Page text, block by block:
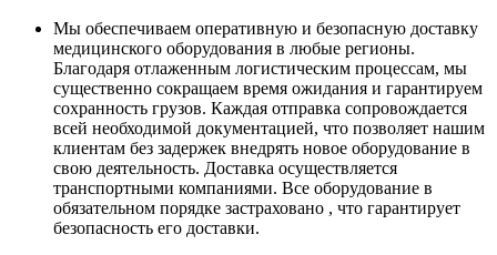
Мы обеспечиваем оперативную и безопасную доставку
медицинского оборудования в любые регионы.
Благодаря отлаженным логистическим процессам, мы
существенно сокращаем время ожидания и гарантируем
сохранность грузов. Каждая отправка сопровождается
всей необходимой документацией, что позволяет нашим
клиентам без задержек внедрять новое оборудование в
свою деятельность. Доставка осуществляется
транспортными компаниями. Все оборудование в
обязательном порядке застраховано , что гарантирует
безопасность его доставки.